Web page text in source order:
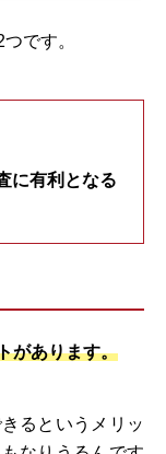
です。
に有利となる
があります。
るというメリッ